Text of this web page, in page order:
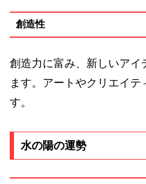
創造性
創造力に富み、新しいアイ
ます。アートやクリエイテ
す。
水の陽の運勢